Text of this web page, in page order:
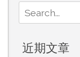
for:
近期文章